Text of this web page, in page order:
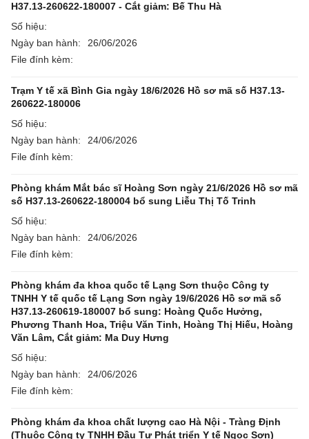
H37.13-260622-180007 - Cắt giảm: Bế Thu Hà
Số hiệu:
Ngày ban hành:
26/06/2026
File đính kèm:
Trạm Y tế xã Bình Gia ngày 18/6/2026 Hồ sơ mã số H37.13-
260622-180006
Số hiệu:
Ngày ban hành:
24/06/2026
File đính kèm:
Phòng khám Mắt bác sĩ Hoàng Sơn ngày 21/6/2026 Hồ sơ mã
số H37.13-260622-180004 bổ sung Liễu Thị Tố Trinh
Số hiệu:
Ngày ban hành:
24/06/2026
File đính kèm:
Phòng khám đa khoa quốc tế Lạng Sơn thuộc Công ty
TNHH Y tế quốc tế Lạng Sơn ngày 19/6/2026 Hồ sơ mã số
H37.13-260619-180007 bổ sung: Hoàng Quốc Hưởng,
Phương Thanh Hoa, Triệu Văn Tinh, Hoàng Thị Hiếu, Hoàng
Văn Lâm, Cắt giảm: Ma Duy Hưng
Số hiệu:
Ngày ban hành:
24/06/2026
File đính kèm:
Phòng khám đa khoa chất lượng cao Hà Nội - Tràng Định
(Thuộc Công ty TNHH Đầu Tư Phát triển Y tế Ngọc Sơn)